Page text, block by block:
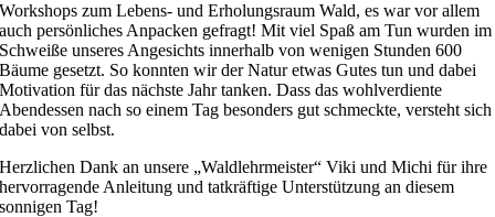
Workshops zum Lebens- und Erholungsraum Wald, es war vor allem
auch persönliches Anpacken gefragt! Mit viel Spaß am Tun wurden im
Schweiße unseres Angesichts innerhalb von wenigen Stunden 600
Bäume gesetzt. So konnten wir der Natur etwas Gutes tun und dabei
Motivation für das nächste Jahr tanken. Dass das wohlverdiente
Abendessen nach so einem Tag besonders gut schmeckte, versteht sich
dabei von selbst.
Herzlichen Dank an unsere „Waldlehrmeister“ Viki und Michi für ihre
hervorragende Anleitung und tatkräftige Unterstützung an diesem
sonnigen Tag!